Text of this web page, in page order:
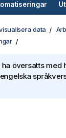
data
översatts med